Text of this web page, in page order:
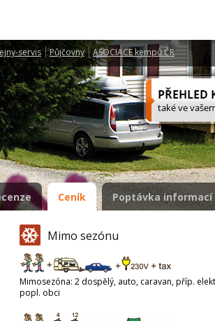
servis Půjčovny ASOCIACE kempů ČR
Ceník Poptávka informací
Mimo sezónu
Mimosezóna: 2 dospělý, auto, caravan, příp.
popl. obci